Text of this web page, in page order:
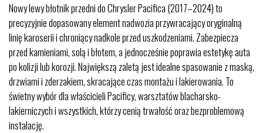
Nowy lewy błotnik przedni do Chrysler Pacifica (2017–2024) to
precyzyjnie dopasowany element nadwozia przywracający oryginalną
linię karoserii i chroniący nadkole przed uszkodzeniami. Zabezpiecza
przed kamieniami, solą i błotem, a jednocześnie poprawia estetykę auta
po kolizji lub korozji. Największą zaletą jest idealne spasowanie z maską,
drzwiami i zderzakiem, skracające czas montażu i lakierowania. To
świetny wybór dla właścicieli Pacificy, warsztatów blacharsko-
lakierniczych i wszystkich, którzy cenią trwałość oraz bezproblemową
instalację.